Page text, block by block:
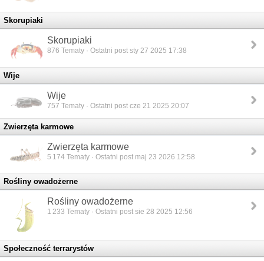
Skorupiaki
Skorupiaki
876 Tematy · Ostatni post sty 27 2025 17:38
Wije
Wije
757 Tematy · Ostatni post cze 21 2025 20:07
Zwierzęta karmowe
Zwierzęta karmowe
5 174 Tematy · Ostatni post maj 23 2026 12:58
Rośliny owadożerne
Rośliny owadożerne
1 233 Tematy · Ostatni post sie 28 2025 12:56
Społeczność terrarystów